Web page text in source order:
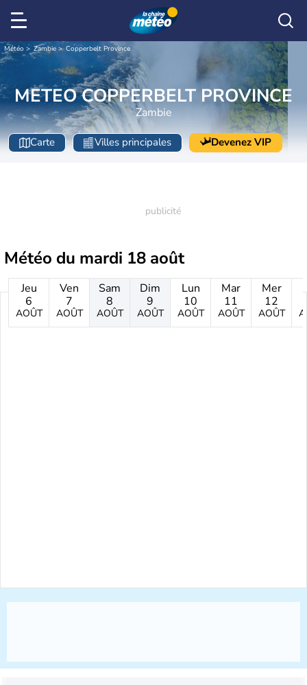
Météo Zambie Copperbelt Province
METEO COPPERBELT PROVINCE
Zambie
Carte Villes principales Devenez VIP
Météo du mardi 18 août
Jeu
6
AOÛT
Ven
7
AOÛT
Sam
8
AOÛT
Dim
9
AOÛT
Lun
10
AOÛT
Mar
11
AOÛT
Mer
12
AOÛT